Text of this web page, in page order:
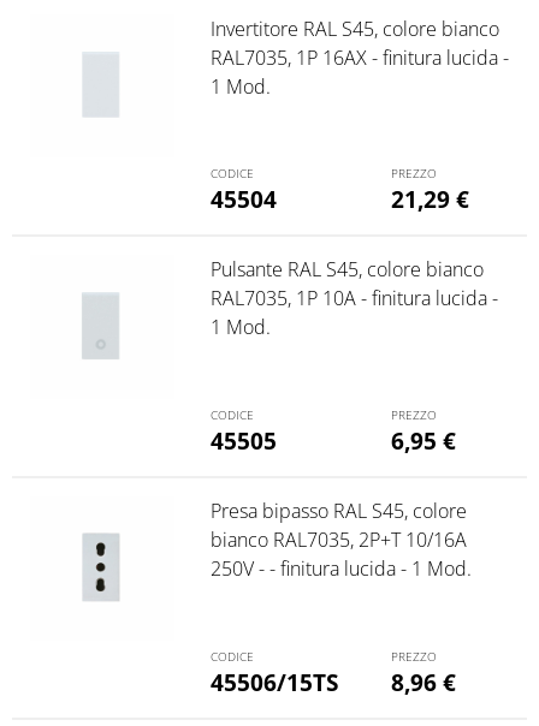
45504
Invertitore RAL S45, colore bianco
RAL7035, 1P 16AX - finitura lucida -
1 Mod.
21,29€
45505
Pulsante RAL S45, colore bianco
RAL7035, 1P 10A - finitura lucida -
1 Mod.
6,95 €
45506/15TS
Presa bipasso RAL S45, colore
bianco RAL7035, 2P+T 10/16A
250V - - finitura lucida - 1 Mod.
8,96€